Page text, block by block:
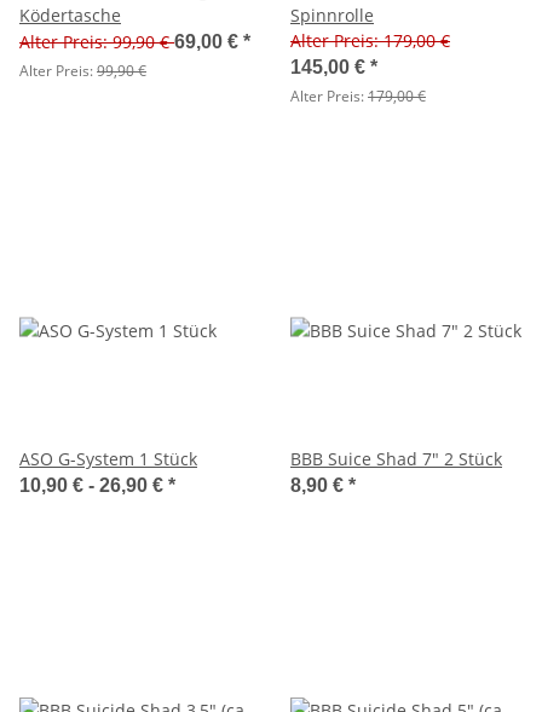
Ködertasche
Alter Preis: 99,90 €69,00 € *
Alter Preis:99,90 €
Spinnrolle
Alter Preis: 179,00 €
145,00 € *
Alter Preis:179,00 €
ASO G-System 1 Stück
10,90 € - 26,90 € *
BBB Suice Shad 7" 2 Stück
8,90 € *